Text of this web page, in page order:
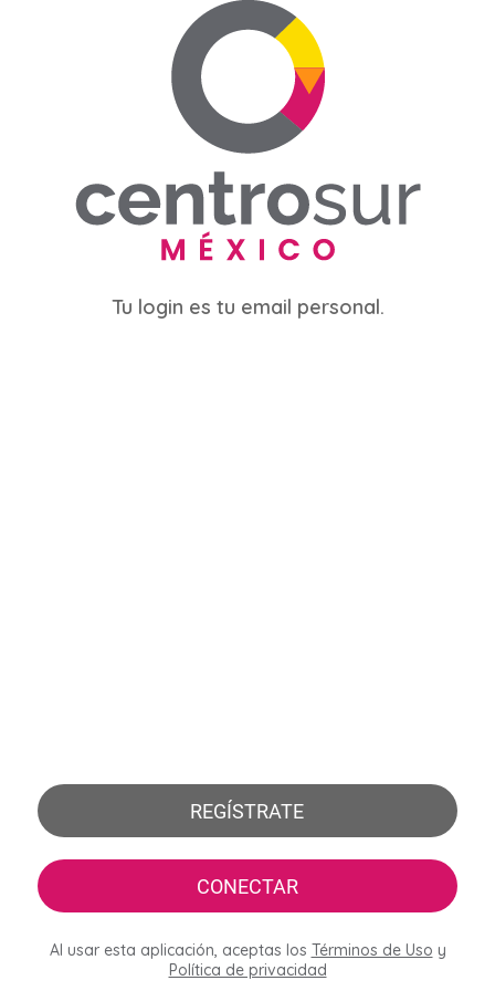
Tu login es tu email personal.
REGÍSTRATE
CONECTAR
Al usar esta aplicación, aceptas los Términos de Uso y
Política de privacidad